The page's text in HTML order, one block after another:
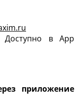
в App
приложение